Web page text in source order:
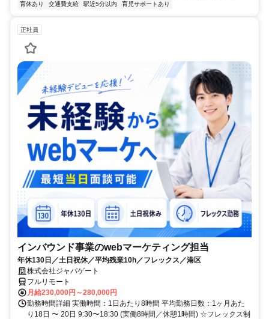
育休あり
交通費支給 駅近5分以内 育児サポートあり
正社員
インバウンド事業のwebマーケティング担当
年休130日／土日祝休／平均残業10h／フレックス／港区
株式会社ジャパゲート
フルリモート
月給230,000円～280,000円
勤務時間詳細 実働時間：1日あたり8時間 平均勤務日数：1ヶ月あた
り18日 〜 20日 9:30〜18:30 (実働8時間／休憩1時間) ☆フレックス制